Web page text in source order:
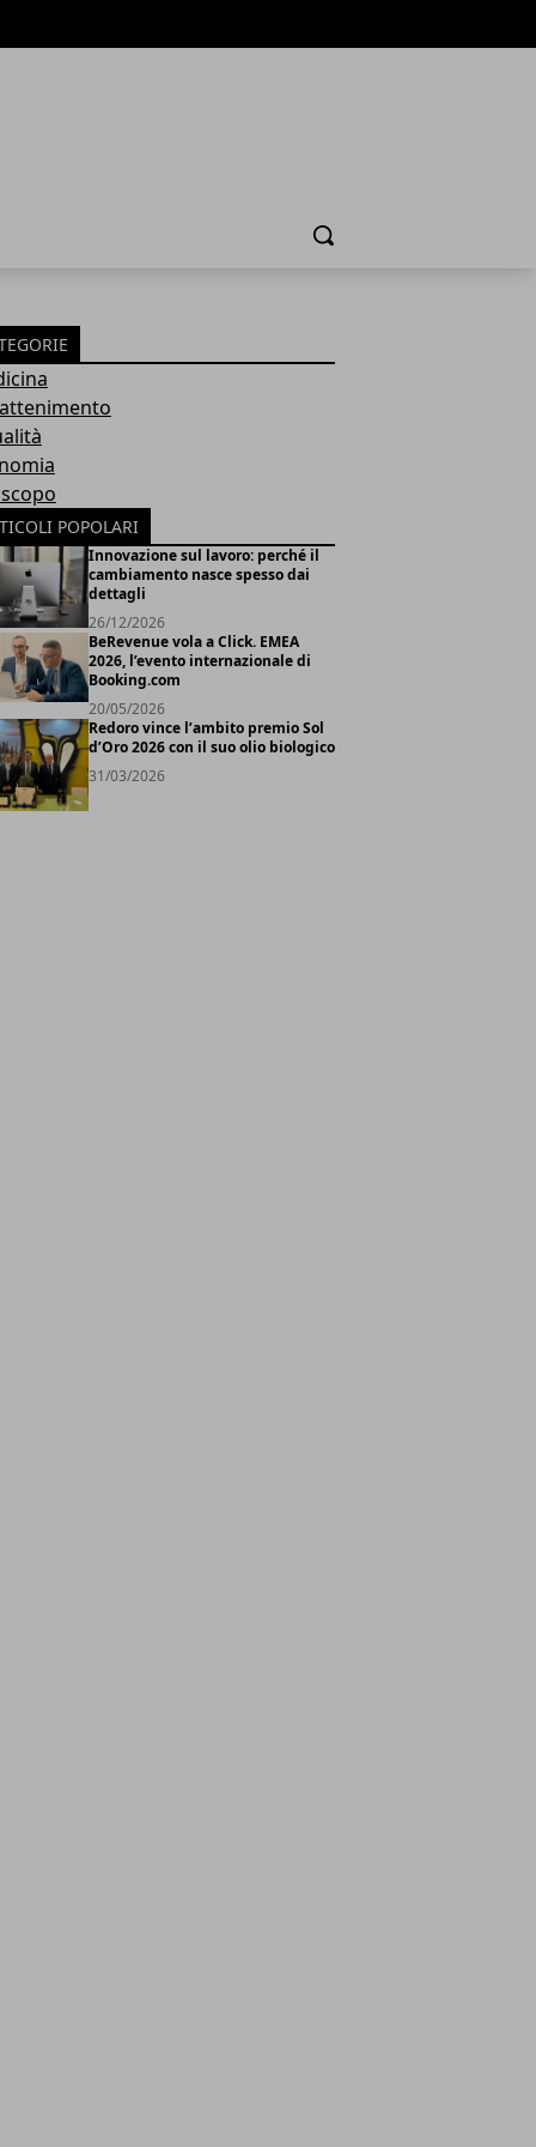
Cerca
POPOLARI
Innovazione sul lavoro: perché il
cambiamento nasce spesso dai
dettagli
26/12/2026
BeRevenue vola a Click. EMEA
2026, l’evento internazionale di
Booking.com
20/05/2026
Redoro vince l’ambito premio Sol
d’Oro 2026 con il suo olio biologico
31/03/2026